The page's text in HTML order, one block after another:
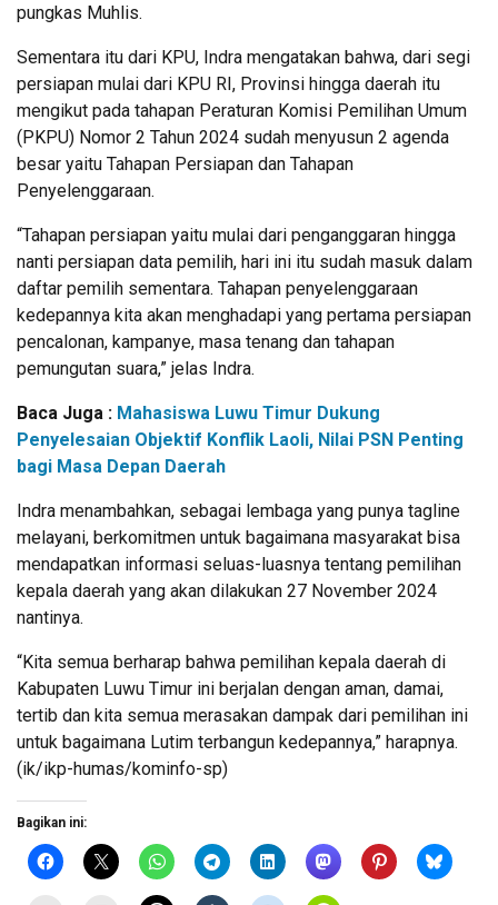
pungkas Muhlis.
Sementara itu dari KPU, Indra mengatakan bahwa, dari segi
persiapan mulai dari KPU RI, Provinsi hingga daerah itu
mengikut pada tahapan Peraturan Komisi Pemilihan Umum
(PKPU) Nomor 2 Tahun 2024 sudah menyusun 2 agenda
besar yaitu Tahapan Persiapan dan Tahapan
Penyelenggaraan.
“Tahapan persiapan yaitu mulai dari penganggaran hingga
nanti persiapan data pemilih, hari ini itu sudah masuk dalam
daftar pemilih sementara. Tahapan penyelenggaraan
kedepannya kita akan menghadapi yang pertama persiapan
pencalonan, kampanye, masa tenang dan tahapan
pemungutan suara,” jelas Indra.
Baca Juga : Mahasiswa Luwu Timur Dukung
Penyelesaian Objektif Konflik Laoli, Nilai PSN Penting
bagi Masa Depan Daerah
Indra menambahkan, sebagai lembaga yang punya tagline
melayani, berkomitmen untuk bagaimana masyarakat bisa
mendapatkan informasi seluas-luasnya tentang pemilihan
kepala daerah yang akan dilakukan 27 November 2024
nantinya.
“Kita semua berharap bahwa pemilihan kepala daerah di
Kabupaten Luwu Timur ini berjalan dengan aman, damai,
tertib dan kita semua merasakan dampak dari pemilihan ini
untuk bagaimana Lutim terbangun kedepannya,” harapnya.
(ik/ikp-humas/kominfo-sp)
Bagikan ini: